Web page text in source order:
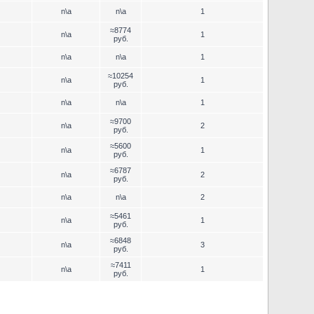
n\a n\a 1
n\a
≈8774
руб.
1
n\a n\a 1
n\a
≈10254
руб.
1
n\a n\a 1
n\a
≈9700
руб.
2
n\a
≈5600
руб.
1
n\a
≈6787
руб.
2
n\a n\a 2
n\a
≈5461
руб.
1
n\a
≈6848
руб.
3
n\a
≈7411
руб.
1